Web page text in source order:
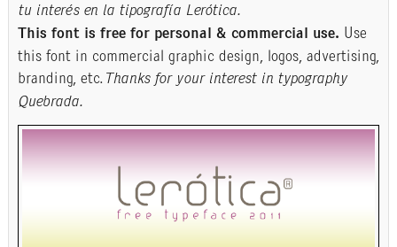
tu interés en la tipografía Lerótica.
This font is free for personal & commercial use. Use
this font in commercial graphic design, logos, advertising,
branding, etc. Thanks for your interest in typography
Quebrada.